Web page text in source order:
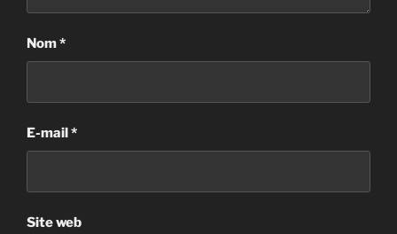
Nom*
E-mail*
Site web